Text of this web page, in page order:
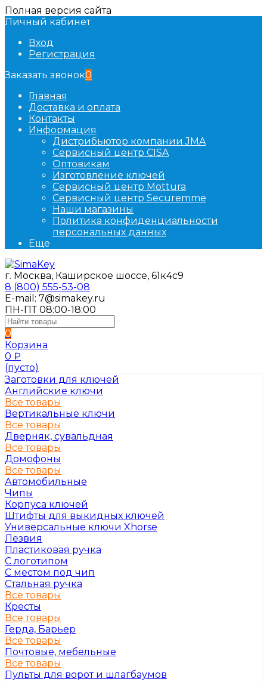
Полная версия сайта
Личный кабинет
Вход
Регистрация
Заказать звонок0
Главная
Доставка и оплата
Контакты
Информация
Дистрибьютор компании JMA
Сервисный центр CISA
Оптовикам
Изготовление ключей
Сервисный центр Mottura
Сервисный центр Securemme
Наши магазины
Политика конфиденциальности
персональных данных
Еще
г. Москва, Каширское шоссе, 61к4с9
8 (800) 555-53-08
E-mail: 7@simakey.ru
ПН-ПТ 08:00-18:00
0
Корзина
0 ₽
(пусто)
Заготовки для ключей
Английские ключи
Все товары
Вертикальные ключи
Все товары
Дверняк, сувальдная
Все товары
Домофоны
Все товары
Автомобильные
Чипы
Корпуса ключей
Штифты для выкидных ключей
Универсальные ключи Xhorse
Лезвия
Пластиковая ручка
С логотипом
С местом под чип
Стальная ручка
Все товары
Кресты
Все товары
Герда, Барьер
Все товары
Почтовые, мебельные
Все товары
Пульты для ворот и шлагбаумов